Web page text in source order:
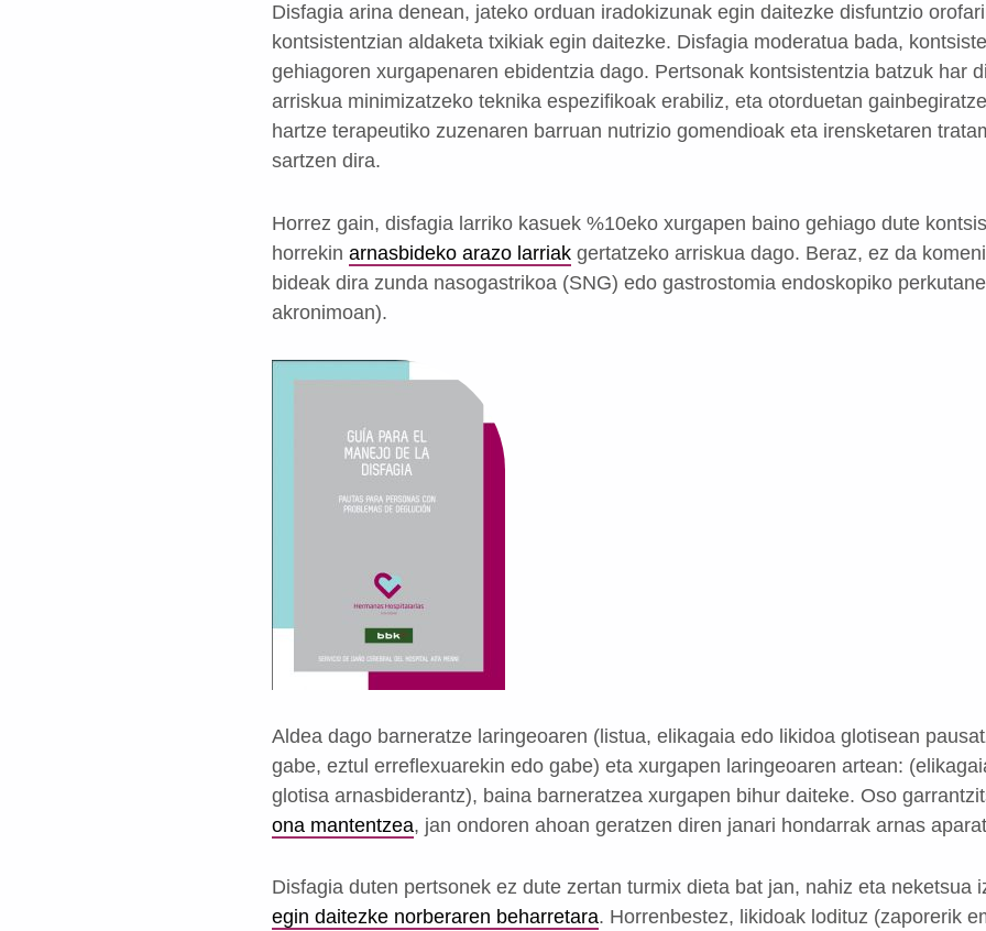
Disfagia arina denean, jateko orduan iradokizunak egin daitezke disfuntzio
kontsistentzian aldaketa txikiak egin daitezke. Disfagia moderatua bada,
gehiagoren xurgapenaren ebidentzia dago. Pertsonak kontsistentzia batzuk har
arriskua minimizatzeko teknika espezifikoak erabiliz, eta otorduetan
hartze terapeutiko zuzenaren barruan nutrizio gomendioak eta irensketaren
sartzen dira.
Horrez gain, disfagia larriko kasuek %10eko xurgapen baino gehiago dute
horrekin arnasbideko arazo larriak gertatzeko arriskua dago. Beraz, ez da
bideak dira zunda nasogastrikoa (SNG) edo gastrostomia endoskopiko
akronimoan).
Aldea dago barneratze laringeoaren (listua, elikagaia edo likidoa glotisean
gabe, eztul erreflexuarekin edo gabe) eta xurgapen laringeoaren artean:
glotisa arnasbiderantz), baina barneratzea xurgapen bihur daiteke. Oso
ona mantentzea, jan ondoren ahoan geratzen diren janari hondarrak arnas
Disfagia duten pertsonek ez dute zertan turmix dieta bat jan, nahiz eta neketsua
egin daitezke norberaren beharretara. Horrenbestez, likidoak lodituz (zaporerik